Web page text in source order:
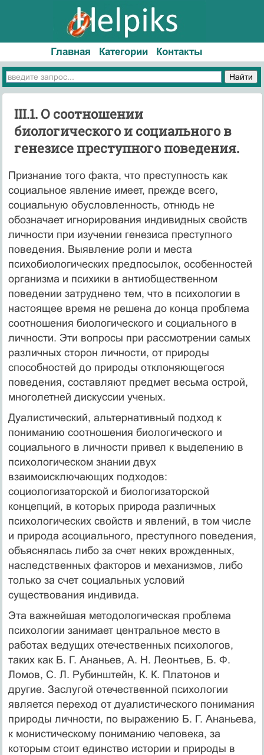
Главная Категории Контакты
III.1. О соотношении
биологического и социального в
генезисе преступного поведения.
Признание того факта, что преступность как
социальное явление имеет, прежде всего,
социальную обусловленность, отнюдь не
обозначает игнорирования индивидных свойств
личности при изучении генезиса преступного
поведения. Выявление роли и места
психобиологических предпосылок, особенностей
организма и психики в антиобщественном
поведении затруднено тем, что в психологии в
настоящее время не решена до конца проблема
соотношения биологического и социального в
личности. Эти вопросы при рассмотрении самых
различных сторон личности, от природы
способностей до природы отклоняющегося
поведения, составляют предмет весьма острой,
многолетней дискуссии ученых.
Дуалистический, альтернативный подход к
пониманию соотношения биологического и
социального в личности привел к выделению в
психологическом знании двух
взаимоисключающих подходов:
социологизаторской и биологизаторской
концепций, в которых природа различных
психологических свойств и явлений, в том числе
и природа асоциального, преступного поведения,
объяснялась либо за счет неких врожденных,
наследственных факторов и механизмов, либо
только за счет социальных условий
существования индивида.
Эта важнейшая методологическая проблема
психологии занимает центральное место в
работах ведущих отечественных психологов,
таких как Б. Г. Ананьев, А. Н. Леонтьев, Б. Ф.
Ломов, С. Л. Рубинштейн, К. К. Платонов и
другие. Заслугой отечественной психологии
является переход от дуалистического понимания
природы личности, по выражению Б. Г. Ананьева,
к монистическому пониманию человека, за
которым стоит единство истории и природы в